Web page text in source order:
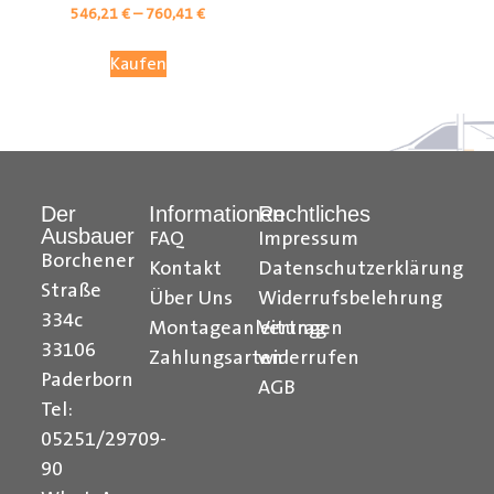
Citroen Berlingo Radkastenschutz, Citroen Jumpy
Radkastenschutz, Citroen Jumper Radkastenschutz,
Citroen Nemo Radkastenschutz, Dacia Dokker
Radkastenschutz, Fiat Doblo Cargo Radkastenschutz,
Fiat Scudo Radkastenschutz, Fiat Ducato
Radkastenschutz, Fiat Fiorino Radkastenschutz, Fiat
Talento Radkastenschutz, Ford Transit Courier
Radkastenschutz, Ford Connect Radkastenschutz, Ford
546,21€–760,41€
Kaufen
Der
Ausbauer
Borchener
Straße
334c
33106
Paderborn
Tel:
05251/29709-
90
Informationen
FAQ
Kontakt
Über Uns
Montageanleitungen
Zahlungsarten
Rechtliches
Impressum
Datenschutzerklärung
Widerrufsbelehrung
Vertrag
widerrufen
AGB